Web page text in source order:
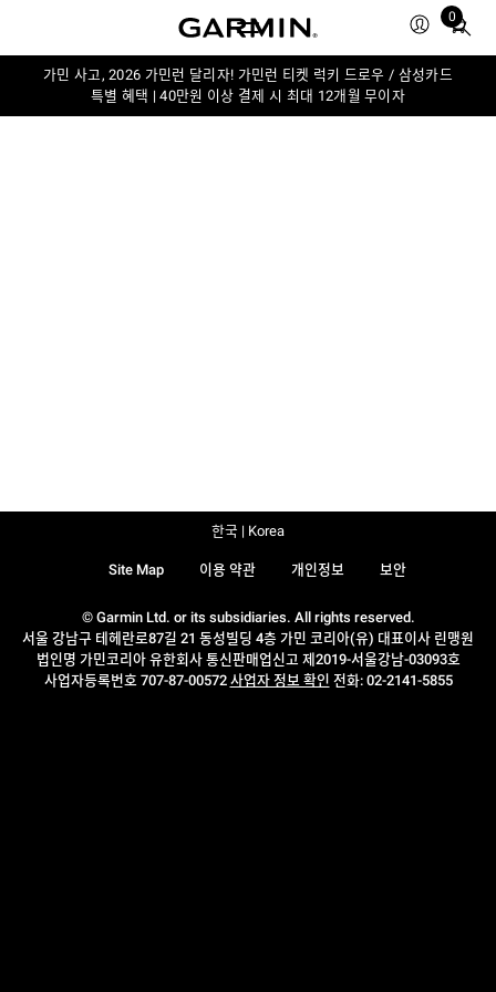
0
Total
in
가민 사고, 2026 가민런 달리자! 가민런 티켓 럭키 드로우 / 삼성카드
특별 혜택 | 40만원 이상 결제 시 최대 12개월 무이자
© Garmin Ltd. or its subsidiaries. All rights reserved.
서울 강남구 테헤란로87길 21 동성빌딩 4층 가민 코리아(유) 대표이사 린맹원
법인명 가민코리아 유한회사 통신판매업신고 제2019-서울강남-03093호
사업자등록번호 707-87-00572 사업자 정보 확인 전화: 02-2141-5855
Site Map 이용 약관 개인정보 보안
한국 | Korea